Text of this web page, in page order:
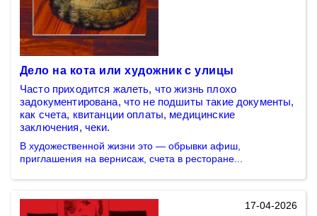
Дело на кота или художник с улицы
Часто приходится жалеть, что жизнь плохо
задокументирована, что не подшиты такие документы,
как счета, квитанции оплаты, медицинские
заключения, чеки.
В художественной жизни это — обрывки афиш,
приглашения на вернисаж, счета в ресторане...
17-04-2026